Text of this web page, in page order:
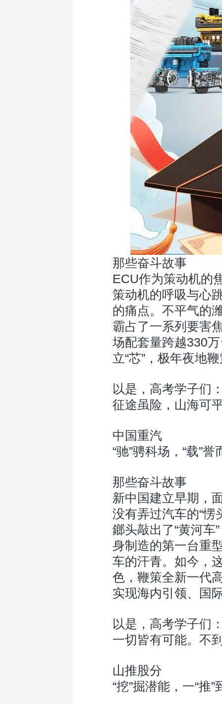
那些奋斗故事
ECU作为策动机的
策动机的呼吸与心
的痛点。不平气的
霸占了一系列要害
场配套量跨越330
立“芯”，极年夜地
以是，高考学子们
征途虽险，山海可
中国重汽
“驰”骋科场，“载”誉
那些奋斗故事
新中国建立早期，
没有弄过汽车的“愣
鎯头敲出了“黄河车
身制造的第一台重
车的汗青。如今，
色，鞭策全新一代
实现海内引领、国
以是，高考学子们
一切皆有可能。不
山推股分
“挖”掘潜能，一“推”